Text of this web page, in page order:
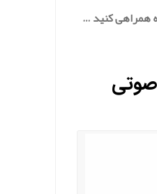
همراهی کنید …